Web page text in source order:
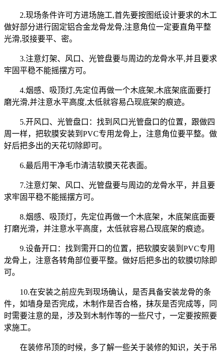
2.现场条件许可方进场施工,首先要按图纸设计要求的木工
做好部分进行固定铝合金龙骨龙骨,注意角位一定要直角平整
光滑,驳接要平、密。
3.注意灯架、风口、光管盘要与周边的龙骨水平,并且要求
牢固平稳不能摇摆方可。
4.烟感、吸顶灯,先定位再做一个木底架,木底架底面要打
磨光滑,并注意水平高度,太低就容易凸现底架的痕迹。
5.开风口、光管盘口：找到风口光管盘口的位置，跟做四
周一样，把软膜安装到PVC专用龙骨上，注意角位要平整。做
好后把多出的天花切除即可。
6.最后用干净毛巾清洁软膜天花表面。
7.注意灯架、风口、光管盘要与周边的龙骨水平，并且要
求牢固平稳不能摇摆方可。
8.烟感、吸顶灯，先定位再做一个木底架，木底架底面要
打磨光滑，并注意水平高度，太低就容易凸现底架的痕迹。
9.设备开口：找到需开口的位置，把软膜安装到PVC专用
龙骨上，注意各转角部位要平整。做好后把多出的软膜切除即
可。
10.在安装之前应先到现场确认，是否具备安装龙骨的条
件，如墙身是否完成，木制作是否合格，抹灰是否完成等，同
时需要注意的是，涉及到木制作等的一些尺寸，一定要按照要
求施工。
在装修吊顶的时候，多了解一些关于装修的知识，关于吊